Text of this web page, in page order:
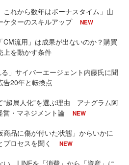
これから数年はボーナスタイム」山
ケターのスキルアップ
NEW
CM流用」は成果が出ないのか？購買
上を動かす条件
る」サイバーエージェント内藤氏に聞
告20年と転換点
“超属人化”を選ぶ理由 アナグラム阿
・マネジメント論
NEW
商品に傷が付いた状態」からいかに
ロセスを聞く
NEW
。LINEを「消費」から「資産」に